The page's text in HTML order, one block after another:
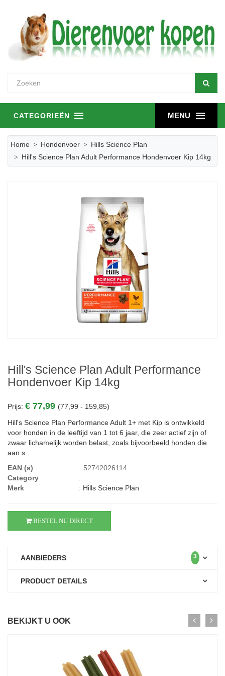
MENU
CATEGORIEËN
Home Hondenvoer
Hills Science Plan
Hill's Science Plan Adult Performance Hondenvoer Kip 14kg
Hill's Science Plan Adult Performance
Hondenvoer Kip 14kg
Prijs: € 77,99 (77,99 - 159,85)
Hill's Science Plan Performance Adult 1+ met Kip is ontwikkeld
voor honden in de leeftijd van 1 tot 6 jaar, die zeer actief zijn of
zwaar lichamelijk worden belast, zoals bijvoorbeeld honden die
aan s...
EAN (s)
: 52742026114
Category
:
Merk
: Hills Science Plan
BESTEL NU DIRECT
AANBIEDERS 3
PRODUCT DETAILS
BEKIJKT U OOK